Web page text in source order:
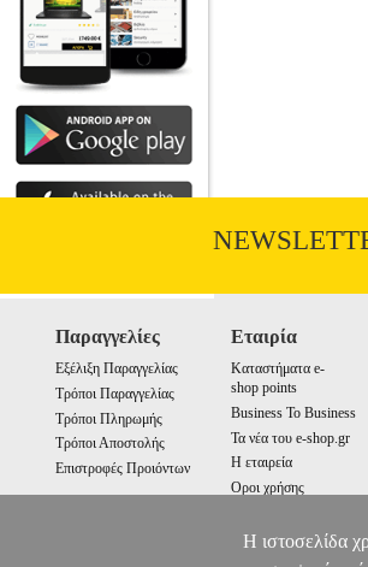
Παραγγελίες
Εξέλιξη Παραγγελίας
Τρόποι Παραγγελίας
Τρόποι Πληρωμής
Τρόποι Αποστολής
Επιστροφές Προιόντων
Εταιρία
Καταστήματα e-
shop points
Business To Business
Τα νέα του e-shop.gr
Η εταιρεία
Οροι χρήσης
Η ιστοσελίδα